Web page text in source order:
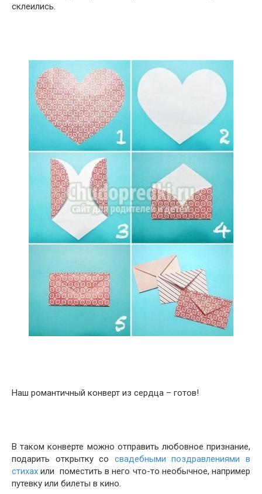
склеились.
Наш романтичный конверт из сердца – готов!
В таком конверте можно отправить любовное признание,
подарить открытку со свадебными поздравлениями в
стихах или поместить в него что-то необычное, например
путевку или билеты в кино.